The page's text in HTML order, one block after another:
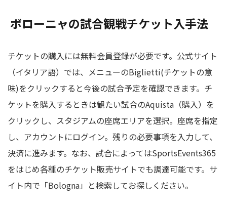
ボローニャの試合観戦チケット入手法
チケットの購入には無料会員登録が必要です。公式サイト
（イタリア語）では、メニューのBiglietti(チケットの意
味)をクリックすると今後の試合予定を確認できます。チ
ケットを購入するときは観たい試合のAquista（購入）を
クリックし、スタジアムの座席エリアを選択。座席を指定
し、アカウントにログイン。残りの必要事項を入力して、
決済に進みます。なお、試合によってはSportsEvents365
をはじめ各種のチケット販売サイトでも調達可能です。サ
イト内で「Bologna」と検索してお探しください。